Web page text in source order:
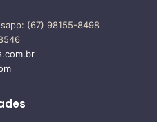
(67) 98155-8498